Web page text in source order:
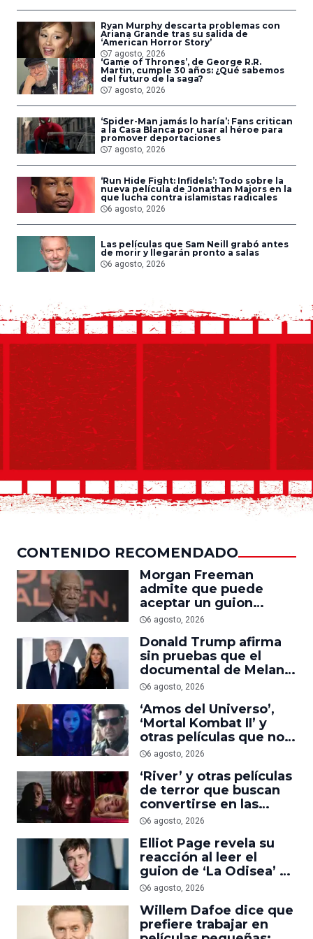
Ryan Murphy descarta problemas con
Ariana Grande tras su salida de
‘American Horror Story’
7 agosto, 2026
‘Game of Thrones’, de George R.R.
Martin, cumple 30 años: ¿Qué sabemos
del futuro de la saga?
7 agosto, 2026
‘Spider-Man jamás lo haría’: Fans critican
a la Casa Blanca por usar al héroe para
promover deportaciones
7 agosto, 2026
‘Run Hide Fight: Infidels’: Todo sobre la
nueva película de Jonathan Majors en la
que lucha contra islamistas radicales
6 agosto, 2026
Las películas que Sam Neill grabó antes
de morir y llegarán pronto a salas
6 agosto, 2026
CONTENIDO RECOMENDADO
Morgan Freeman
admite que puede
aceptar un guion
mediocre si le pagan lo
6 agosto, 2026
Donald Trump afirma
sin pruebas que el
documental de Melania
es ‘la película número
6 agosto, 2026
‘Amos del Universo’,
‘Mortal Kombat II’ y
otras películas que no
dominaron la taquilla
streaming
6 agosto, 2026
‘River’ y otras películas
de terror que buscan
convertirse en las
nuevas ‘Obsession’ y
6 agosto, 2026
Elliot Page revela su
reacción al leer el
guion de ‘La Odisea’ y
elogia la forma de
Nolan
6 agosto, 2026
Willem Dafoe dice que
prefiere trabajar en